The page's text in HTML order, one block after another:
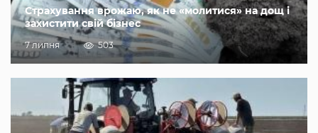
Страхування врожаю, як не «молитися» на дощ і
захистити свій бізнес
7 липня 503